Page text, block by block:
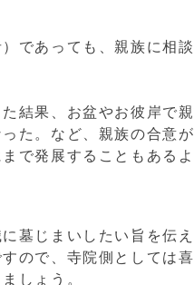
であっても、親族に相
結果、お盆やお彼岸で
た。など、親族の合意
で発展することもあるよ
墓じまいしたい旨を伝え
ので、 寺院側としては
しょう。